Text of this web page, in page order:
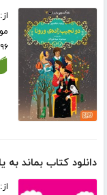
از:
۹۶ صفحه
دانلود کتاب بماند به
از: